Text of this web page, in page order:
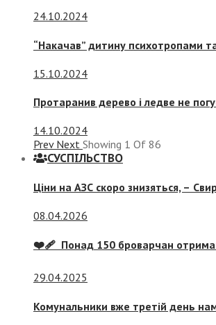
24.10.2024
“Накачав” дитину психотропами
15.10.2024
Протаранив дерево і ледве не
14.10.2024
Prev Next Showing 1 Of 86
СУСПIЛЬСТВО
Ціни на АЗС скоро знизяться, –
08.04.2026
❤️‍🩹 Понад 150 броварчан
29.04.2025
Комунальники вже третій день